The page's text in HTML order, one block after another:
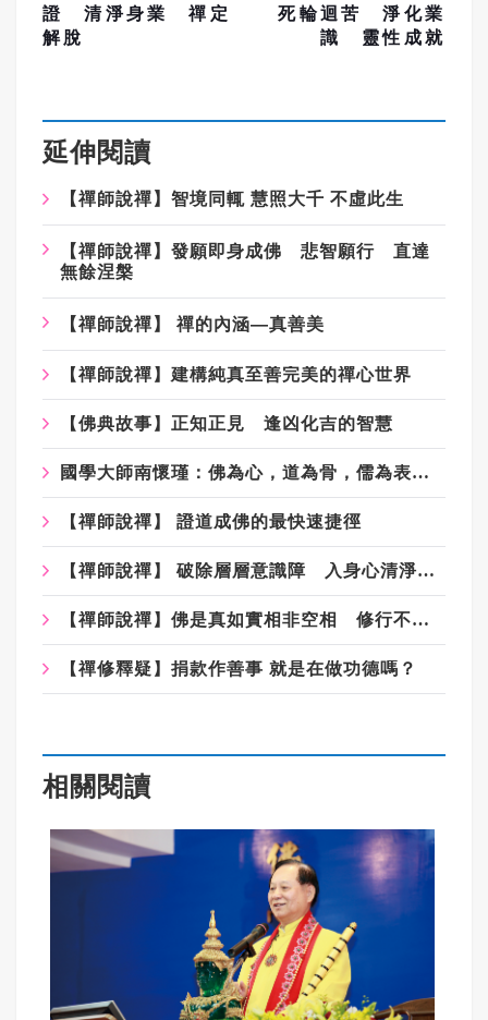
證 清淨身業 禪定
解脫
死輪迴苦 淨化業
識 靈性成就
延伸閱讀
【禪師說禪】智境同輒 慧照大千 不虛此生
【禪師說禪】發願即身成佛 悲智願行 直達
無餘涅槃
【禪師說禪】 禪的內涵—真善美
【禪師說禪】建構純真至善完美的禪心世界
【佛典故事】正知正見 逢凶化吉的智慧
國學大師南懷瑾：佛為心，道為骨，儒為表，大度看世界
【禪師說禪】 證道成佛的最快速捷徑
【禪師說禪】 破除層層意識障 入身心清淨智慧門
【禪師說禪】佛是真如實相非空相 修行不應落入斷滅相
【禪修釋疑】捐款作善事 就是在做功德嗎？
相關閱讀